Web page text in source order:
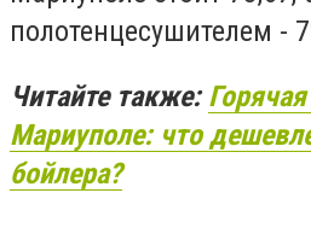
полотенцесушителем -
Читайте также:
Мариуполе: что
бойлера?